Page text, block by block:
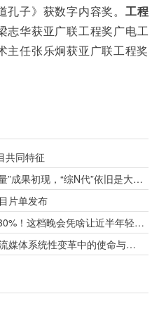
子》获数字内容奖。 工程
志华获亚广联工程奖广电工
主任张乐炯获亚广联工程奖
共同特征
现，“综N代”依旧是大盘“压舱石”
片单发布
这档晚会凭啥让近半年轻人上头？
体系统性变革中的使命与路径